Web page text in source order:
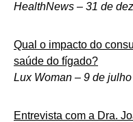
HealthNews – 31 de
Qual o impacto do
saúde do fígado?
Lux Woman – 9 de
Entrevista com a Dra.